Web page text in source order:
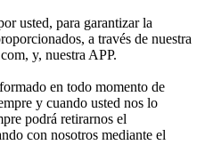
usted, para garantizar la
a través de nuestra
y, nuestra APP.
en todo momento de
y cuando usted nos lo
podrá retirarnos el
con nosotros mediante el